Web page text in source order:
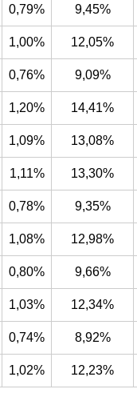
0,79% 9,45%
1,00% 12,05%
0,76% 9,09%
1,20% 14,41%
1,09% 13,08%
1,11% 13,30%
0,78% 9,35%
1,08% 12,98%
0,80% 9,66%
1,03% 12,34%
0,74% 8,92%
1,02% 12,23%